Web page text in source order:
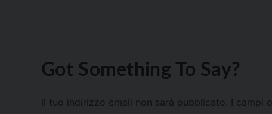
Got Something To Say?
Il tuo indirizzo email non sarà pubblicato. I campi